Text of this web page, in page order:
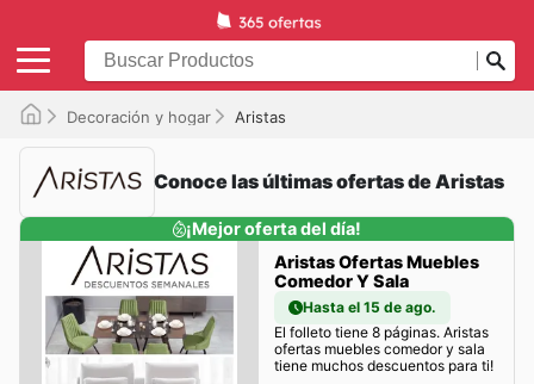
Decoración y hogar Aristas
Conoce las últimas ofertas de Aristas
¡Mejor oferta del día!
Aristas Ofertas Muebles
Comedor Y Sala
Hasta el 15 de ago.
El folleto tiene 8 páginas. Aristas
ofertas muebles comedor y sala
tiene muchos descuentos para ti!